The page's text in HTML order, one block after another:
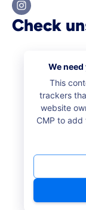
Check
We
This
trackers
website
CMP to